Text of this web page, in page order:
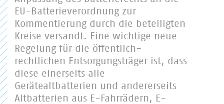
EU-Batterieverordnung zur
Kommentierung durch die beteiligten
Kreise versandt. Eine wichtige neue
Regelung für die öffentlich-
rechtlichen Entsorgungsträger ist, dass
diese einerseits alle
Gerätealtbatterien und andererseits
Altbatterien aus E-Fahrrädern, E-